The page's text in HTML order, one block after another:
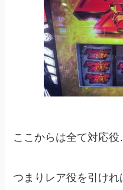
ここからは全て対応
つまりレア役を引け